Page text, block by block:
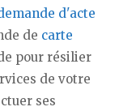
d'acte
de carte
pour résilier
de votre
ses